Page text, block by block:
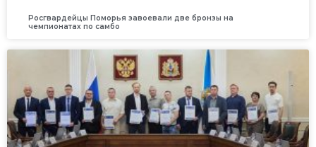
Росгвардейцы Поморья завоевали две бронзы на
чемпионатах по самбо